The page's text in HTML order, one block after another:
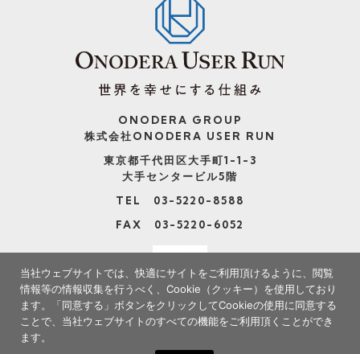
ONODERA GROUP
株式会社ONODERA USER RUN
東京都千代田区大手町1-1-3
大手センタービル5階
TEL 03-5220-8588
FAX 03-5220-6052
当社ウェブサイトでは、快適にサイトをご利用頂けるように、閲覧
情報等の情報収集を行うべく、Cookie（クッキー）を使用しており
ます。
「同意する」ボタンをクリックしてCookieの使用に同意する
ことで、当社ウェブサイトのすべての機能をご利用頂くことができ
ます。